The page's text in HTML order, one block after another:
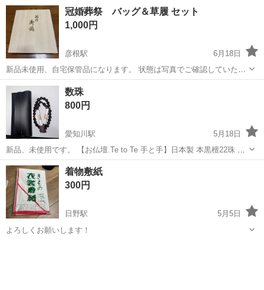
冠婚葬祭 バッグ＆草履 セット
1,000円
彦根駅
6月18日
新品未使用、自宅保管品になります。 状態は写真でご確認していただ
き、ご納得のうえご購入ください。 ★中古品・もしくは未使用品でも
素人保管の品を出品しております。ノークレームノーリターンでお願
いいたします。
滋賀 彦根市 彦根駅
数珠
800円
愛知川駅
5月18日
新品、未使用です。 【お仏壇.Te to Te 手と手】日本製 本黒檀22珠 ヴ
ェルベットシルク房 虎目石 男性用 最適PUレザーお数珠入れ付き 墓参
り 通夜 告別式 数珠入れ 女性用お数珠 数珠 念珠 念誦【創業６５年
仏...
滋賀 愛知郡 愛知川駅
着物敷紙
300円
日野駅
5月5日
よろしくお願いします！